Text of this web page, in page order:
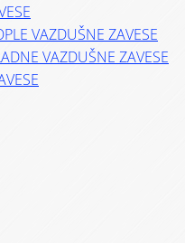
VAZDUŠNE ZAVESE
VAZDUŠNE ZAVESE